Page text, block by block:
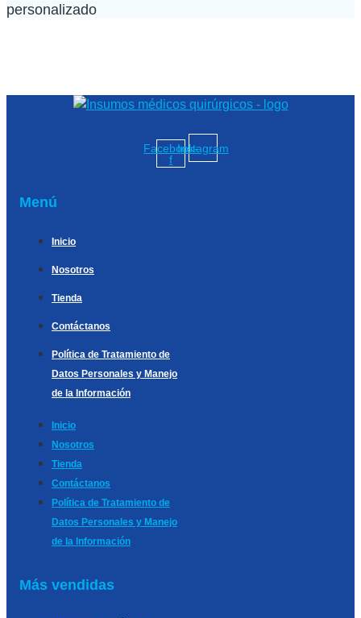
personalizado
Facebook-
f
Instagram
Menú
Inicio
Nosotros
Tienda
Contáctanos
Política de Tratamiento de
Datos Personales y Manejo
de la Información
Inicio
Nosotros
Tienda
Contáctanos
Política de Tratamiento de
Datos Personales y Manejo
de la Información
Más vendidas